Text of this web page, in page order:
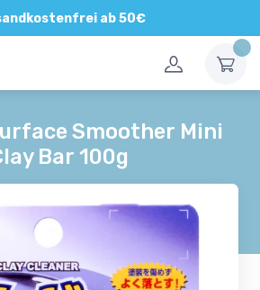
ab 50€
persönliche Beratung
Smoother Mini
Bar 100g